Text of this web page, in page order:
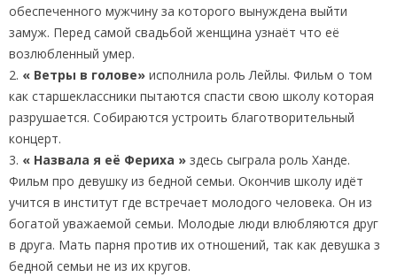
обеспеченного мужчину за которого вынуждена выйти
замуж. Перед самой свадьбой женщина узнаёт что её
возлюбленный умер.
2. « Ветры в голове» исполнила роль Лейлы. Фильм о том
как старшеклассники пытаются спасти свою школу которая
разрушается. Собираются устроить благотворительный
концерт.
3. « Назвала я её Фериха » здесь сыграла роль Ханде.
Фильм про девушку из бедной семьи. Окончив школу идёт
учится в институт где встречает молодого человека. Он из
богатой уважаемой семьи. Молодые люди влюбляются друг
в друга. Мать парня против их отношений, так как девушка з
бедной семьи не из их кругов.